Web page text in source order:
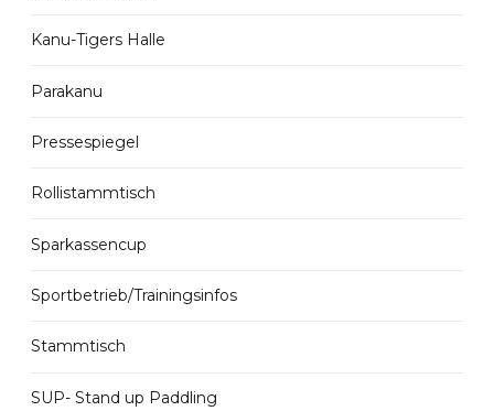
Kanu-Tigers Halle
Parakanu
Pressespiegel
Rollistammtisch
Sparkassencup
Sportbetrieb/Trainingsinfos
Stammtisch
SUP- Stand up Paddling